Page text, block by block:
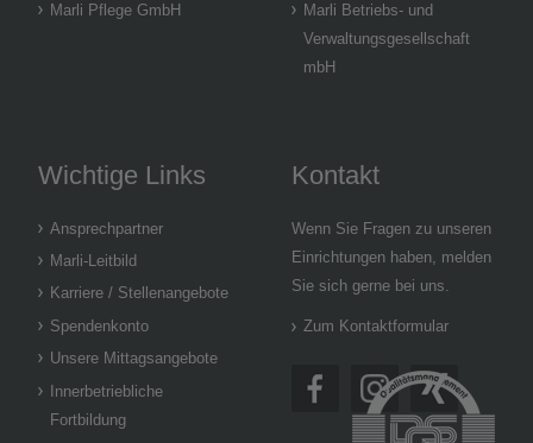
Marli Pflege GmbH
Marli Betriebs- und
Verwaltungsgesellschaft
mbH
Wichtige Links
Ansprechpartner
Marli-Leitbild
Karriere / Stellenangebote
Spendenkonto
Unsere Mittagsangebote
Innerbetriebliche
Fortbildung
Kontakt
Wenn Sie Fragen zu unseren
Einrichtungen haben, melden
Sie sich gerne bei uns.
Zum Kontaktformular